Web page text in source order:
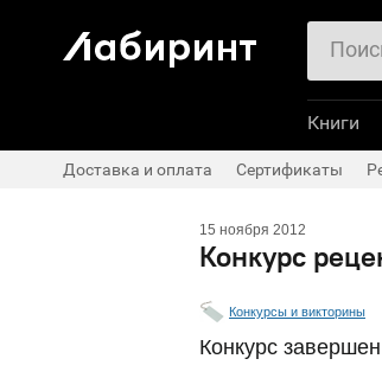
15 ноября 2012
Конкурс
Конкурсы и викторины
Конкурс завершен
Книги
Доставка и оплата Сертификаты